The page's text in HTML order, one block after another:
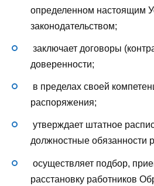
определенном настоящим
законодательством;
заключает договоры
доверенности;
в пределах своей
распоряжения;
утверждает штатное
должностные обязанности
осуществляет подбор,
расстановку работников